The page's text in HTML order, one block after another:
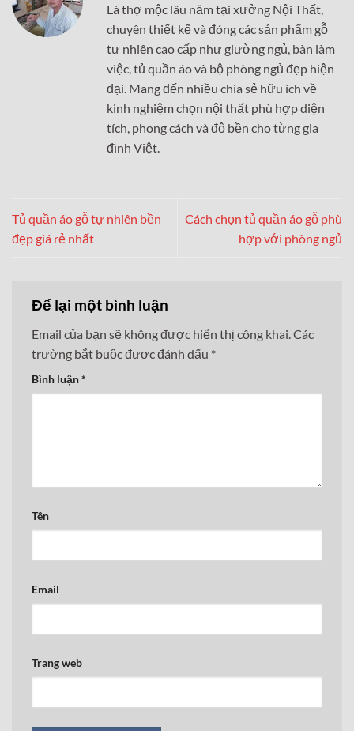
Là thợ mộc lâu năm tại xưởng Nội Thất,
chuyên thiết kế và đóng các sản phẩm gỗ
tự nhiên cao cấp như giường ngủ, bàn làm
việc, tủ quần áo và bộ phòng ngủ đẹp hiện
đại. Mang đến nhiều chia sẻ hữu ích về
kinh nghiệm chọn nội thất phù hợp diện
tích, phong cách và độ bền cho từng gia
đình Việt.
Tủ quần áo gỗ tự nhiên bền
đẹp giá rẻ nhất
Cách chọn tủ quần áo gỗ phù
hợp với phòng ngủ
Để lại một bình luận
Email của bạn sẽ không được hiển thị công khai.Các
trường bắt buộc được đánh dấu *
Bình luận*
Tên
Email
Trang web